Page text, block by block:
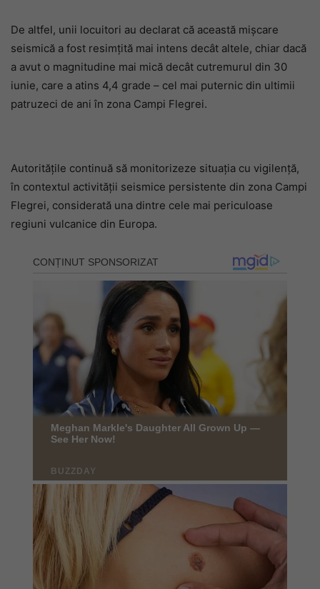
De altfel, unii locuitori au declarat că această mișcare
seismică a fost resimțită mai intens decât altele, chiar dacă
a avut o magnitudine mai mică decât cutremurul din 30
iunie, care a atins 4,4 grade – cel mai puternic din ultimii
patruzeci de ani în zona Campi Flegrei.
Autoritățile continuă să monitorizeze situația cu vigilență,
în contextul activității seismice persistente din zona Campi
Flegrei, considerată una dintre cele mai periculoase
regiuni vulcanice din Europa.